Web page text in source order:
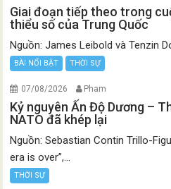
Giai đoạn tiếp theo trong
thiểu số của Trung Quốc
Nguồn: James Leibold và Tenzin
BÀI NỔI BẬT THỜI SỰ
07/08/2026 Pham
Kỷ nguyên Ấn Độ Dương –
NATO đã khép lại
Nguồn: Sebastian Contin Trillo-
era is over”,...
THỜI SỰ